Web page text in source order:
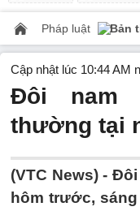
Pháp luật Bản
Cập nhật lúc 10:44 AM
Đôi nam
thường tại
(VTC News) -Đôi
hôm trước,